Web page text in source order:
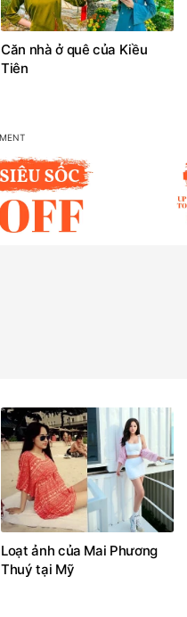
Căn nhà ở quê của Kiều
Tiên
Loạt ảnh của Mai Phương
Thuý tại Mỹ